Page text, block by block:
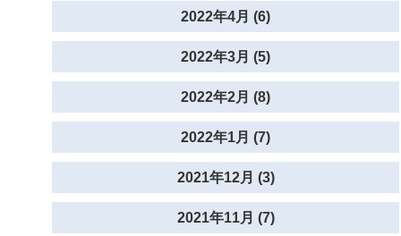
2022年4月 (6)
2022年3月 (5)
2022年2月 (8)
2022年1月 (7)
2021年12月 (3)
2021年11月 (7)